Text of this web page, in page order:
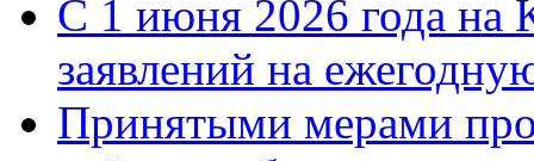
С 1 июня 2026 года на
заявлений на
Принятыми мерами